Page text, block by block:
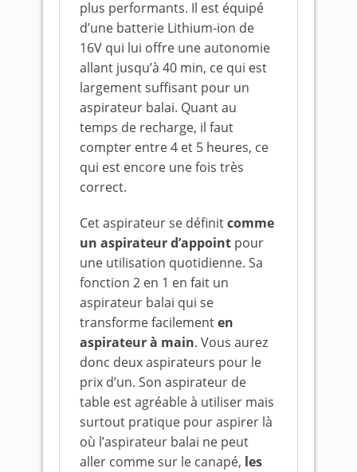
plus performants. Il est équipé
d’une batterie Lithium-ion de
16V qui lui offre une autonomie
allant jusqu’à 40 min, ce qui est
largement suffisant pour un
aspirateur balai. Quant au
temps de recharge, il faut
compter entre 4 et 5 heures, ce
qui est encore une fois très
correct.
Cet aspirateur se définitcomme
un aspirateur d’appoint pour
une utilisation quotidienne. Sa
fonction 2 en 1 en fait un
aspirateur balai qui se
transforme facilementen
aspirateur à main. Vous aurez
donc deux aspirateurs pour le
prix d’un. Son aspirateur de
table est agréable à utiliser mais
surtout pratique pour aspirer là
où l’aspirateur balai ne peut
aller comme sur le canapé, les